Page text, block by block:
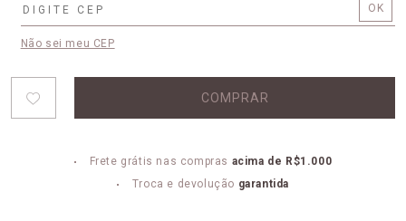
Não sei meu CEP
COMPRAR
Frete grátis nas compras acima de R$1.000
Troca e devolução garantida